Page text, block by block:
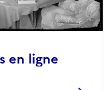
en ligne